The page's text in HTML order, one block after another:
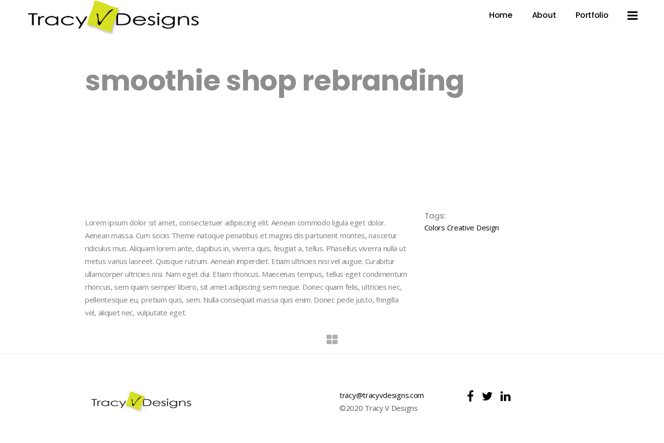
Home About Portfolio
smoothie shop rebranding
Lorem ipsum dolor sit amet, consectetuer adipiscing elit. Aenean commodo ligula eget dolor.
Aenean massa. Cum sociis Theme natoque penatibus et magnis dis parturient montes, nascetur
ridiculus mus. Aliquam lorem ante, dapibus in, viverra quis, feugiat a, tellus. Phasellus viverra nulla ut
metus varius laoreet. Quisque rutrum. Aenean imperdiet. Etiam ultricies nisi vel augue. Curabitur
ullamcorper ultricies nisi. Nam eget dui. Etiam rhoncus. Maecenas tempus, tellus eget condimentum
rhoncus, sem quam semper libero, sit amet adipiscing sem neque. Donec quam felis, ultricies nec,
pellentesque eu, pretium quis, sem. Nulla consequat massa quis enim. Donec pede justo, fringilla
vel, aliquet nec, vulputate eget.
Tags:
Colors Creative Design
tracy@tracyvdesigns.com
©2020 Tracy V Designs